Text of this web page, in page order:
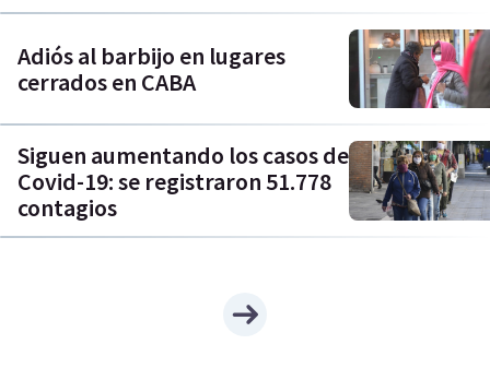
Adiós al barbijo en lugares
cerrados en CABA
Siguen aumentando los casos de
Covid-19: se registraron 51.778
contagios